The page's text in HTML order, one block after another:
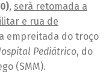
, será retomada a
e rua de
empreitada do troço
Pediátrico, do
(SMM).